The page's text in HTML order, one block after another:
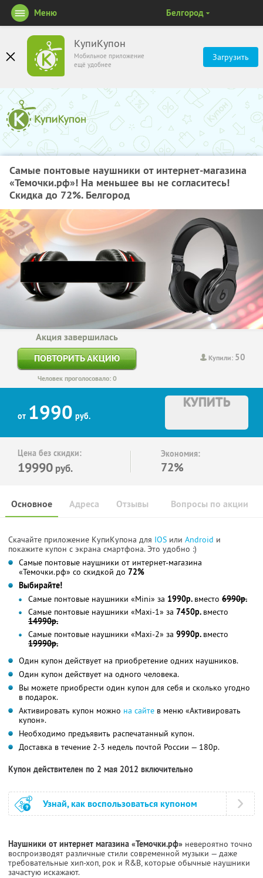
КупиКупон
Мобильное приложение
ещё удобнее
Загрузить
Меню Белгород
Самые понтовые наушники от интернет-магазина
«Темочки.рф»! На меньшее вы не согласитесь!
Скидка до 72%. Белгород
Купили: 50
Акция завершилась
ПОВТОРИТЬ АКЦИЮ
Человек проголосовало: 0
от 1990 руб.
КУПИТЬ
Цена без скидки:
19990 руб.
Экономия:
72%
Основное Отзывы Вопросы по акции
Адреса
Скачайте приложение КупиКупона для IOS или Android и
покажите купон с экрана смартфона. Это удобно :)
Самые понтовые наушники от интернет-магазина
«Темочки.рф» со скидкой до 72%
Выбирайте!
Самые понтовые наушники «Mini» за 1990р. вместо 6990р.
Самые понтовые наушники «Maxi-1» за 7450р. вместо
14990р.
Самые понтовые наушники «Maxi-2» за 9990р. вместо
19990р.
Один купон действует на приобретение одних наушников.
Один купон действует на одного человека.
Вы можете приобрести один купон для себя и сколько угодно
в подарок.
Активировать купон можно на сайте в меню «Активировать
купон».
Необходимо предъявить распечатанный купон.
Доставка в течение 2-3 недель почтой России — 180р.
Купон действителен по 2 мая 2012 включительно
Узнай, как воспользоваться купоном
Наушники от интернет магазина «Темочки.рф» невероятно точно
воспроизводят различные стили современной музыки — даже
требовательные хип-хоп, рок и R&B, которые обычные наушники
зачастую искажают.